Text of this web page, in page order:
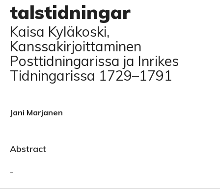
talstidningar
Kaisa Kyläkoski,
Kanssakirjoittaminen
Posttidningarissa ja Inrikes
Tidningarissa 1729–1791
Jani Marjanen
Abstract
-